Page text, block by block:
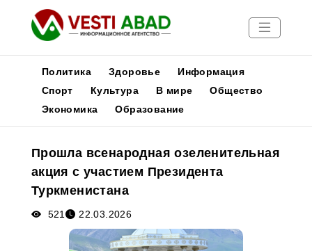
Новости
Медиа
Афиша
Политика Здоровье
Информация
Спорт
Культура В мире
Общество
Экономика
Образование
Прошла всенародная озеленительная
акция с участием Президента
Туркменистана
521 22.03.2026